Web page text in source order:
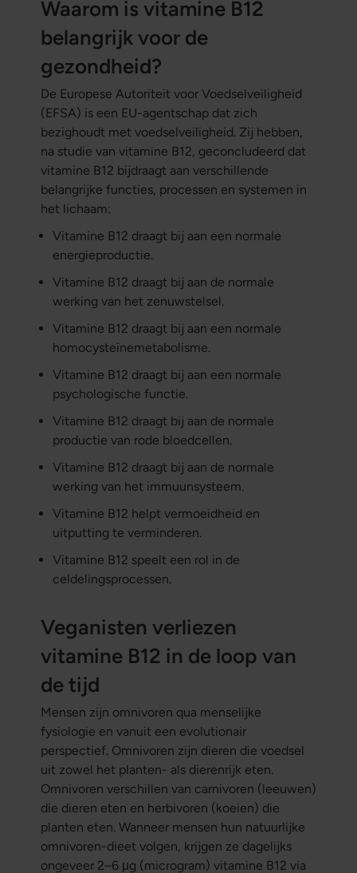
Waarom is vitamine B12
belangrijk voor de
gezondheid?
De Europese Autoriteit voor Voedselveiligheid
(EFSA) is een EU-agentschap dat zich
bezighoudt met voedselveiligheid. Zij hebben,
na studie van vitamine B12, geconcludeerd dat
vitamine B12 bijdraagt aan verschillende
belangrijke functies, processen en systemen in
het lichaam:
Vitamine B12 draagt bij aan een normale
energieproductie.
Vitamine B12 draagt bij aan de normale
werking van het zenuwstelsel.
Vitamine B12 draagt bij aan een normale
homocysteïnemetabolisme.
Vitamine B12 draagt bij aan een normale
psychologische functie.
Vitamine B12 draagt bij aan de normale
productie van rode bloedcellen.
Vitamine B12 draagt bij aan de normale
werking van het immuunsysteem.
Vitamine B12 helpt vermoeidheid en
uitputting te verminderen.
Vitamine B12 speelt een rol in de
celdelingsprocessen.
Veganisten verliezen
vitamine B12 in de loop van
de tijd
Mensen zijn omnivoren qua menselijke
fysiologie en vanuit een evolutionair
perspectief. Omnivoren zijn dieren die voedsel
uit zowel het planten- als dierenrijk eten.
Omnivoren verschillen van carnivoren (leeuwen)
die dieren eten en herbivoren (koeien) die
planten eten. Wanneer mensen hun natuurlijke
omnivoren-dieet volgen, krijgen ze dagelijks
ongeveer 2–6 μg (microgram) vitamine B12 via